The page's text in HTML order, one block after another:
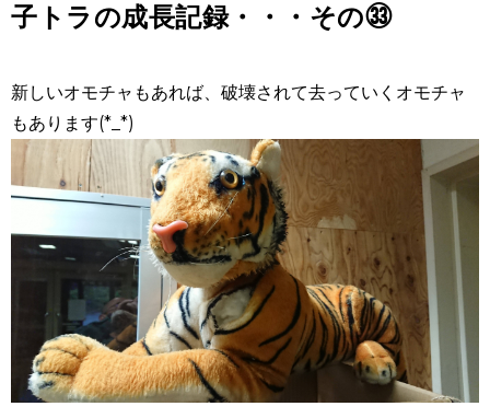
子トラの成長記録・・・その㉝
新しいオモチャもあれば、破壊されて去っていくオモチャ
もあります(*_*)